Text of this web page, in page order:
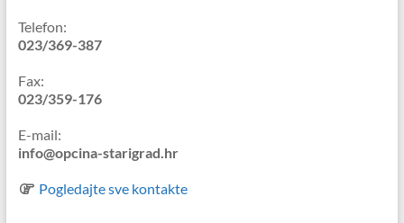
Telefon:
023/369-387
Fax:
023/359-176
E-mail:
info@opcina-starigrad.hr
Pogledajte sve kontakte